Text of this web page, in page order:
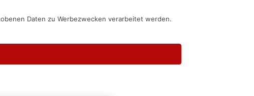
Daten zu Werbezwecken verarbeitet werden.